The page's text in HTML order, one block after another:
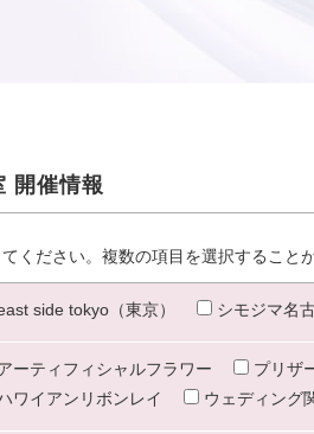
開催情報
ください。複数の項目を選択することが
side tokyo（東京） シモジマ名
ーティフィシャルフラワー プリザ
ワイアンリボンレイ
ウェディング